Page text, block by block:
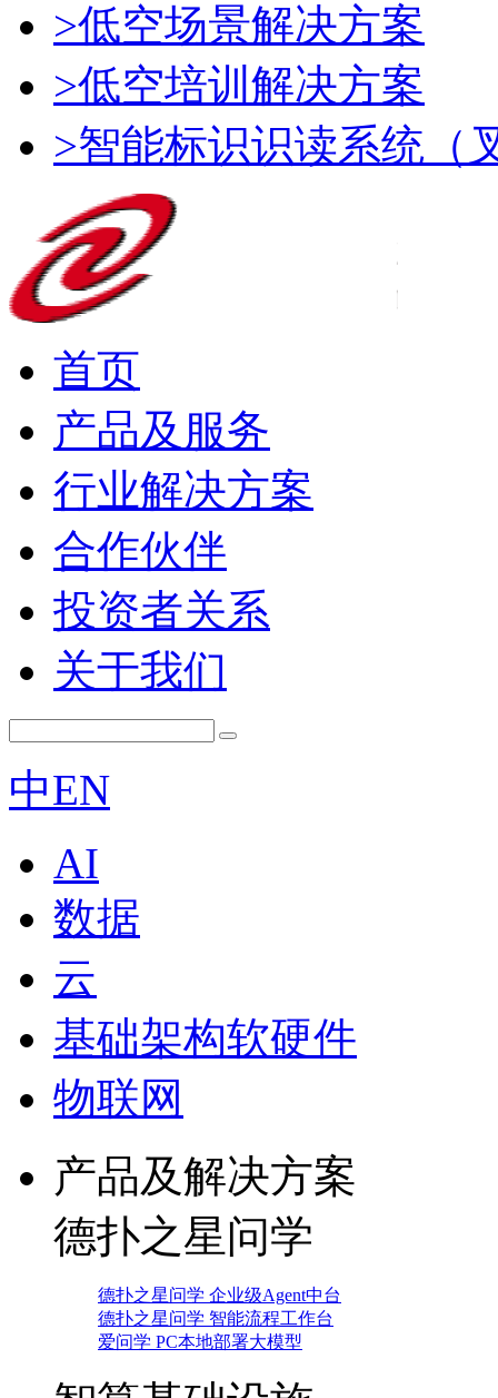
>低空场景解决方案
>低空培训解决方案
>智能标识识读系统（
首页
产品及服务
行业解决方案
合作伙伴
投资者关系
关于我们
中EN
AI
数据
云
基础架构软硬件
物联网
产品及解决方案
德扑之星问学
德扑之星问学 企业级Agent中台
德扑之星问学 智能流程工作台
爱问学 PC本地部署大模型